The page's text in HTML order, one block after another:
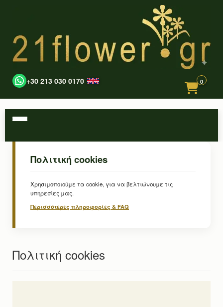
+30 213 030 0170 0
Πολιτική cookies
Χρησιμοποιούμε τα cookie, για να βελτιώνουμε τις
υπηρεσίες μας.
Περισσότερες πληροφορίες & FAQ
Πολιτική cookies